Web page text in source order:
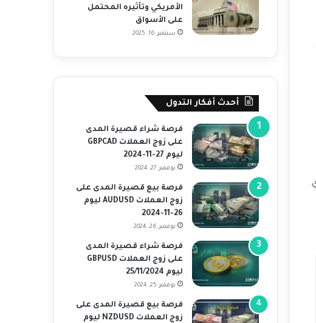
الأمريكي وتأثيره المحتمل
على الأسواق
سبتمبر 16, 2025
أحدث أفكار التدول
فرصة شراء قصيرة المدى
على زوج العملات GBPCAD
ليوم 27-11-2024
نوفمبر 27, 2024
فرصة بيع قصيرة المدى على
زوج العملات AUDUSD ليوم
26-11-2024
نوفمبر 26, 2024
فرصة شراء قصيرة المدى
على زوج العملات GBPUSD
ليوم 25/11/2024
نوفمبر 25, 2024
فرصة بيع قصيرة المدى على
زوج العملات NZDUSD ليوم